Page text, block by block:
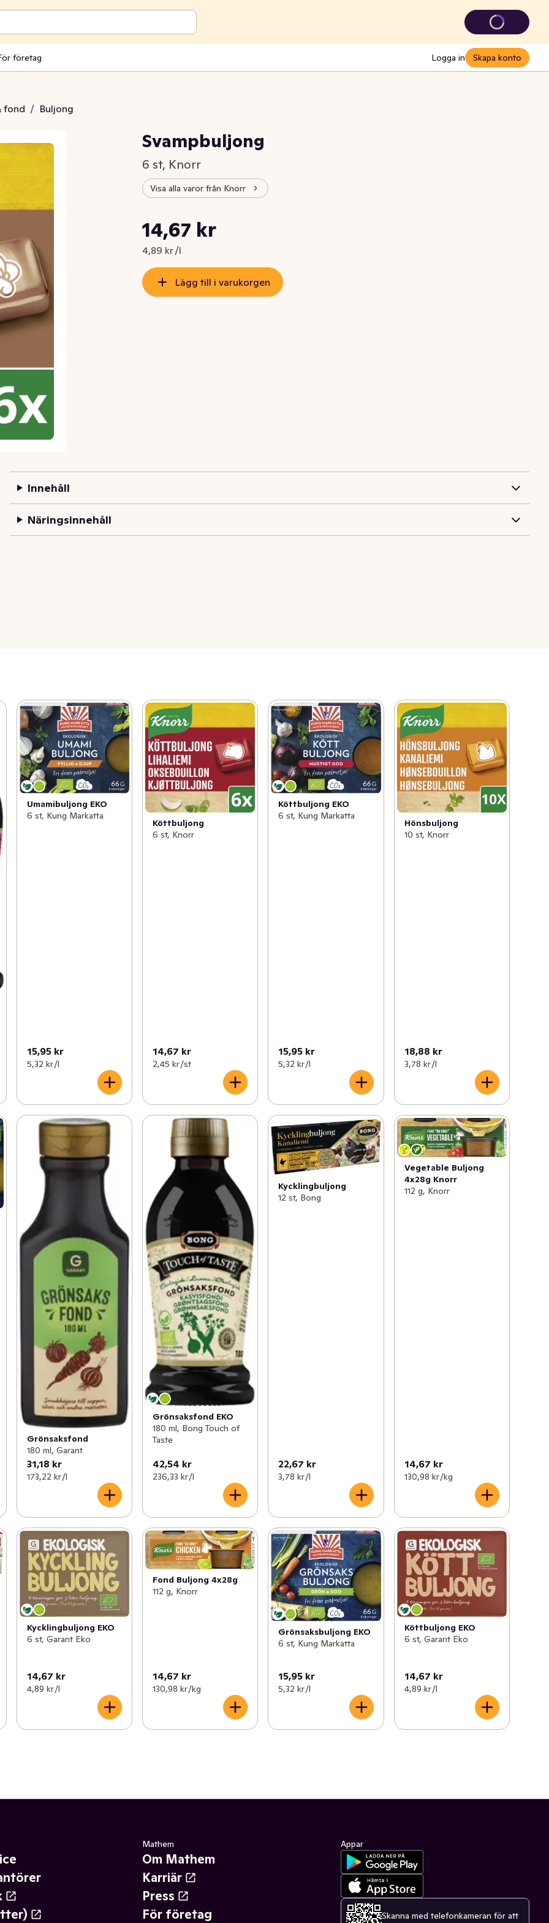
företag Logga in Skapa konto
fond / Buljong
Svampbuljong
6 st, Knorr
Visa alla varor från Knorr
Nuvarande pris är: 14,67 kr
14,67 kr
4,89 kr /l
Styckpris: 4,89 kr /l
Lägg till i varukorgen
Innehåll
Näringsinnehåll
Umamibuljong EKO
6 st, Kung Markatta
15,95 kr
5,32 kr /l
Köttbuljong
6 st, Knorr
14,67 kr
2,45 kr /st
Köttbuljong EKO
6 st, Kung Markatta
15,95 kr
5,32 kr /l
Hönsbuljong
10 st, Knorr
18,88 kr
3,78 kr /l
Grönsaksfond
180 ml, Garant
31,18 kr
173,22 kr /l
Grönsaksfond EKO
180 ml, Bong Touch of
Taste
42,54 kr
236,33 kr /l
Kycklingbuljong
12 st, Bong
22,67 kr
3,78 kr /l
Vegetable Buljong
4x28g Knorr
112 g, Knorr
14,67 kr
130,98 kr /kg
Kycklingbuljong EKO
6 st, Garant Eko
14,67 kr
4,89 kr /l
Fond Buljong 4x28g
112 g, Knorr
14,67 kr
130,98 kr /kg
Grönsaksbuljong EKO
6 st, Kung Markatta
15,95 kr
5,32 kr /l
Köttbuljong EKO
6 st, Garant Eko
14,67 kr
4,89 kr /l
Mathem
Om Mathem
Karriär
Press
För företag
Appar
Skanna med telefonkameran för att